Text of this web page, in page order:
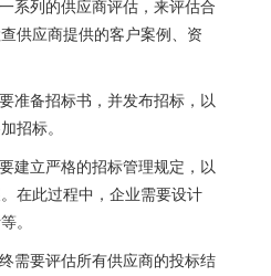
列的供应商评估，来评估合
供应商提供的客户案例、资
备招标书，并发布招标，以
招标。
立严格的招标管理规定，以
在此过程中，企业需要设计
。
要评估所有供应商的投标结